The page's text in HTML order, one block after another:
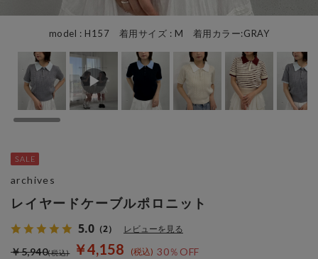
model : H157 着用サイズ : M 着用カラー:GRAY
レイヤードケーブルポロニット
5.0 （2） レビューを見る
￥4,158 30％OFF
￥5,940
archives